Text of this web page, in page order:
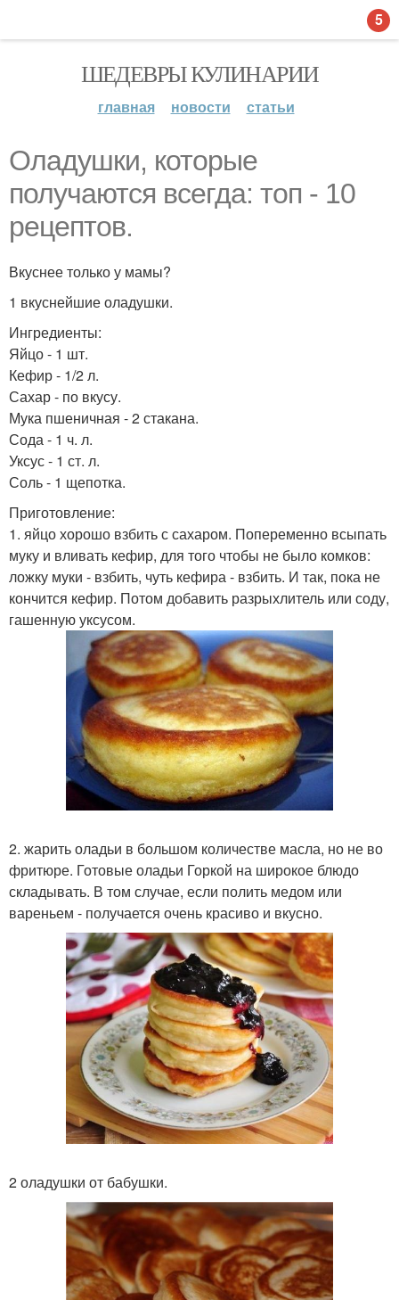
ШЕДЕВРЫ КУЛИНАРИИ
главная новости статьи
Оладушки, которые
получаются всегда: топ - 10
рецептов.
Вкуснее только у мамы?
1 вкуснейшие оладушки.
Ингредиенты:
Яйцо - 1 шт.
Кефир - 1/2 л.
Сахар - по вкусу.
Мука пшеничная - 2 стакана.
Сода - 1 ч. л.
Уксус - 1 ст. л.
Соль - 1 щепотка.
Приготовление:
1. яйцо хорошо взбить с сахаром. Попеременно всыпать
муку и вливать кефир, для того чтобы не было комков:
ложку муки - взбить, чуть кефира - взбить. И так, пока не
кончится кефир. Потом добавить разрыхлитель или соду,
гашенную уксусом.
2. жарить оладьи в большом количестве масла, но не во
фритюре. Готовые оладьи Горкой на широкое блюдо
складывать. В том случае, если полить медом или
вареньем - получается очень красиво и вкусно.
2 оладушки от бабушки.
5